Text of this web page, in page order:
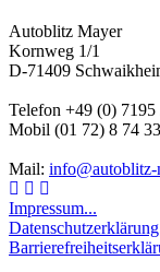
Autoblitz Mayer
Kornweg 1/1
D-71409
Telefon +49 (0) 7195
Mobil (01 72) 8 74
Mail: info@autoblitz-
Facebook
Youtube
Impressum...